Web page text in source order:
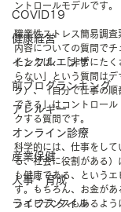
COVID19
健康経営
インフルエンザ
前ブログランキング
アレルギー
オンライン診療
産業保健
人事・育成
ライフスタイル
ントロールモデルです。
職業性ストレス簡易調
内容についての質問でチ
たとえば、「非常にた
らない」という質問は
ク）、「自分で仕事の
できる」はコントロール
クする質問です。
科学的には、仕事をし
る、社会に役割がある）
も健康である、という
す。もちろん、お金が
うエビデンスもあるよ